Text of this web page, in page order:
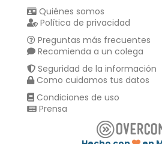
Quiénes somos
Política de privacidad
Preguntas más frecuentes
Recomienda a un colega
Seguridad de la información
Como cuidamos tus datos
Condiciones de uso
Prensa